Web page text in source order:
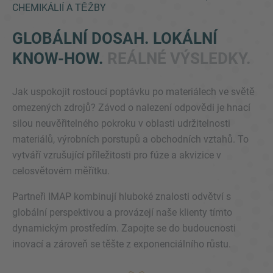
CHEMIKÁLIÍ A TĚŽBY
GLOBÁLNÍ DOSAH. LOKÁLNÍ
KNOW-HOW.
Jak uspokojit rostoucí poptávku po materiálech ve světě
omezených zdrojů? Závod o nalezení odpovědi je hnací
silou neuvěřitelného pokroku v oblasti udržitelnosti
materiálů, výrobních porstupů a obchodních vztahů. To
vytváří vzrušující příležitosti pro fúze a akvizice v
celosvětovém měřítku.
Partneři IMAP kombinují hluboké znalosti odvětví s
globální perspektivou a provázejí naše klienty tímto
dynamickým prostředím. Zapojte se do budoucnosti
inovací a zároveň se těšte z exponenciálního růstu.
Inquiry
Check here to indicate that you have read and
Policy
Odeslat